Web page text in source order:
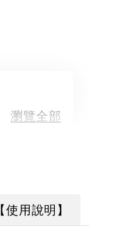
瀏覽全部
【使用說明】